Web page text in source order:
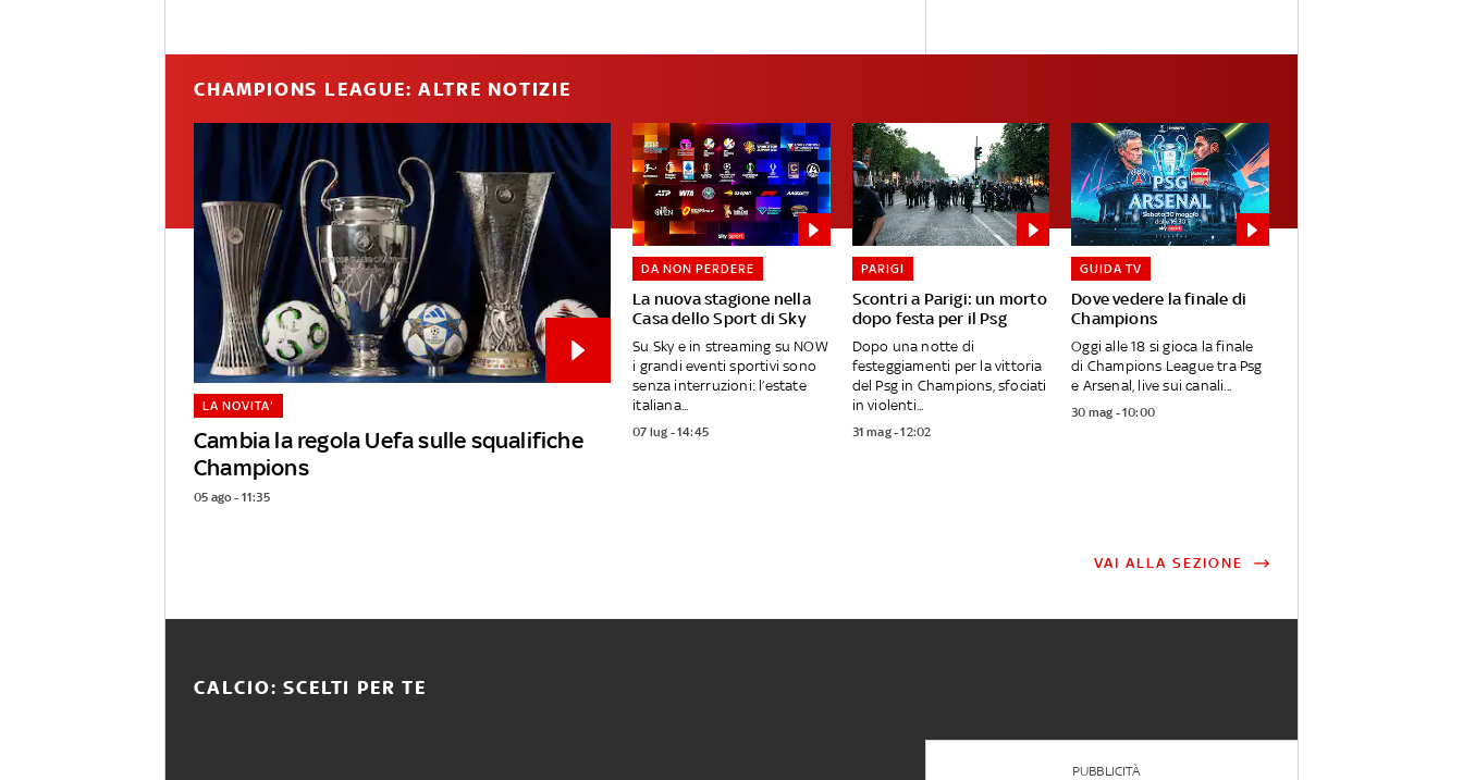
CHAMPIONS LEAGUE: ALTRE NOTIZIE
Cambia la regola Uefa sulle squalifiche
Champions
LA NOVITA'
05 ago - 11:35
La nuova stagione nella
Casa dello Sport di Sky
DA NON PERDERE
Su Sky e in streaming su NOW
i grandi eventi sportivi sono
senza interruzioni: l’estate
italiana...
07 lug - 14:45
Scontri a Parigi: un morto
dopo festa per il Psg
PARIGI
Dopo una notte di
festeggiamenti per la vittoria
del Psg in Champions, sfociati
in violenti...
31 mag - 12:02
Dove vedere la finale di
Champions
GUIDA TV
Oggi alle 18 si gioca la finale
di Champions League tra Psg
e Arsenal, live sui canali...
30 mag - 10:00
VAI ALLA SEZIONE
CALCIO: SCELTI PER TE
PUBBLICITÀ